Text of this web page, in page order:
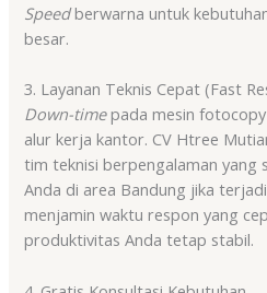
Speedberwarna untuk
besar.
3. Layanan Teknis Cepat (Fast
Down-timepada mesin
alur kerja kantor. CV Htree
tim teknisi berpengalaman yang
Anda di area Bandung jika
menjamin waktu respon yang
produktivitas Anda tetap stabil.